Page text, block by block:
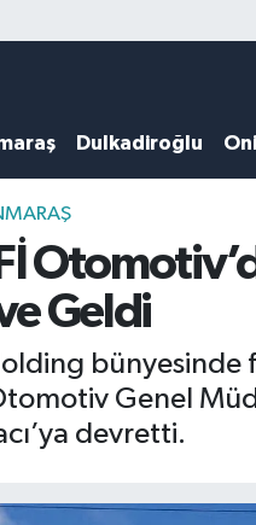
Dulkadiroğlu
Geldi
Genel
devretti.
Durumu
Yoğunluk Haritası
ve Fikstür